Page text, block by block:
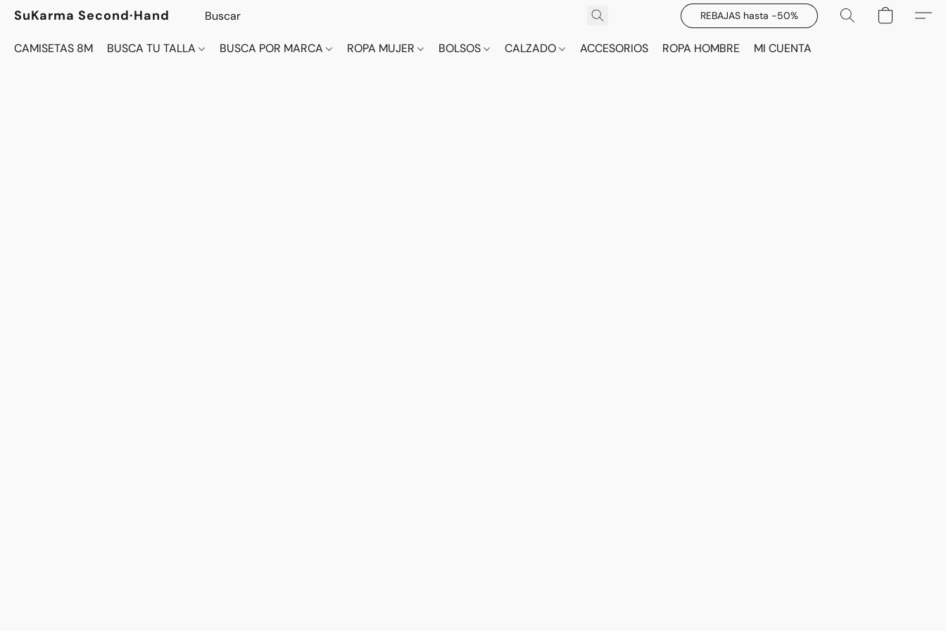
SuKarma Second·Hand REBAJAS hasta -50%
CAMISETAS 8M BUSCA TU TALLA BUSCA POR MARCA ROPA MUJER BOLSOS CALZADO ACCESORIOS ROPA HOMBRE MI CUENTA